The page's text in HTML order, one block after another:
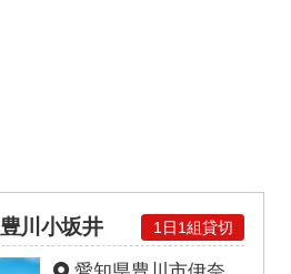
豊川小坂井 1日1組貸切